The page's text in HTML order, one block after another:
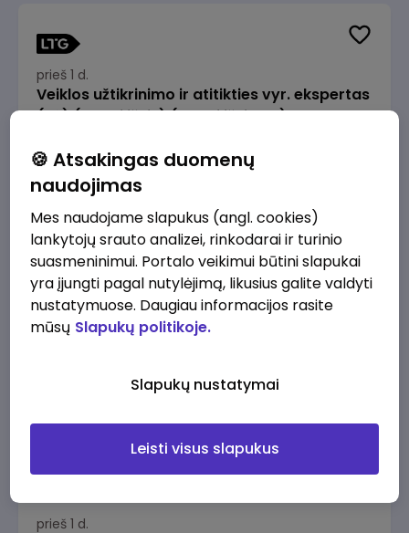
prieš 1 d.
Veiklos užtikrinimo ir atitikties vyr. ekspertas
(-ė) (Radviliškis) (Radviliškis, LT)
2610 - 3910 €/mėn.
prieš 1 d.
Veiklos užtikrinimo ir atitikties vyr. ekspertas
(-ė) (Kaunas) (Kaunas, LT)
prieš 1 d.
🍪 Atsakingas duomenų
naudojimas
Mes naudojame slapukus (angl. cookies)
lankytojų srauto analizei, rinkodarai ir turinio
suasmeninimui. Portalo veikimui būtini slapukai
yra įjungti pagal nutylėjimą, likusius galite valdyti
nustatymuose. Daugiau informacijos rasite
mūsų Slapukų politikoje.
Slapukų nustatymai
Leisti visus slapukus